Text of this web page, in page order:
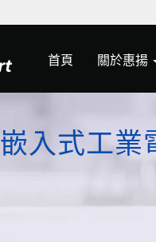
首頁 關於惠揚
嵌入式工業